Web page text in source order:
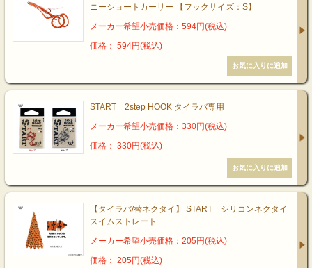
ニーショートカーリー 【フックサイズ：S】
メーカー希望小売価格：594円(税込)
価格： 594円(税込)
START 2step HOOK タイラバ専用
メーカー希望小売価格：330円(税込)
価格： 330円(税込)
【タイラバ/替ネクタイ】 START シリコンネクタイ
スイムストレート
メーカー希望小売価格：205円(税込)
価格： 205円(税込)